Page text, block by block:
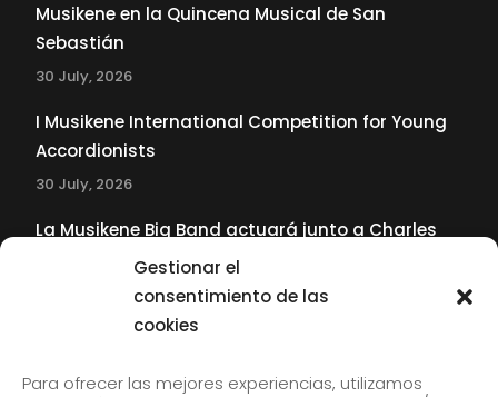
Gestionar el
consentimiento de las
cookies
Para ofrecer las mejores experiencias, utilizamos
Musikene en la Quincena Musical de San
Sebastián
30 July, 2026
I Musikene International Competition for Young
Accordionists
30 July, 2026
La Musikene Big Band actuará junto a Charles
Tolliver en el 61 Jazzaldia